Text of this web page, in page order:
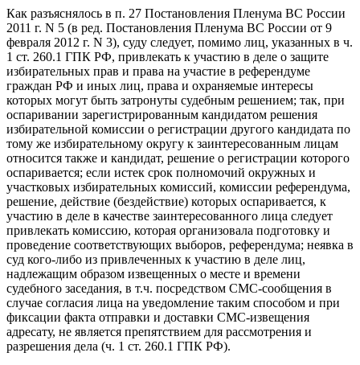
Как разъяснялось в п. 27 Постановления Пленума ВС России
2011 г. N 5 (в ред. Постановления Пленума ВС России от 9
февраля 2012 г. N 3), суду следует, помимо лиц, указанных в ч.
1 ст. 260.1 ГПК РФ, привлекать к участию в деле о защите
избирательных прав и права на участие в референдуме
граждан РФ и иных лиц, права и охраняемые интересы
которых могут быть затронуты судебным решением; так, при
оспаривании зарегистрированным кандидатом решения
избирательной комиссии о регистрации другого кандидата по
тому же избирательному округу к заинтересованным лицам
относится также и кандидат, решение о регистрации которого
оспаривается; если истек срок полномочий окружных и
участковых избирательных комиссий, комиссии референдума,
решение, действие (бездействие) которых оспаривается, к
участию в деле в качестве заинтересованного лица следует
привлекать комиссию, которая организовала подготовку и
проведение соответствующих выборов, референдума; неявка в
суд кого-либо из привлеченных к участию в деле лиц,
надлежащим образом извещенных о месте и времени
судебного заседания, в т.ч. посредством СМС-сообщения в
случае согласия лица на уведомление таким способом и при
фиксации факта отправки и доставки СМС-извещения
адресату, не является препятствием для рассмотрения и
разрешения дела (ч. 1 ст. 260.1 ГПК РФ).